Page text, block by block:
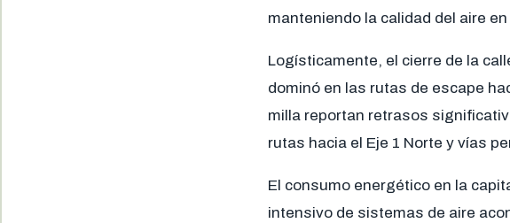
manteniendo la calidad del aire
Logísticamente, el cierre de la
dominó en las rutas de escape
milla reportan retrasos
rutas hacia el Eje 1 Norte y vías
El consumo energético en la
intensivo de sistemas de aire